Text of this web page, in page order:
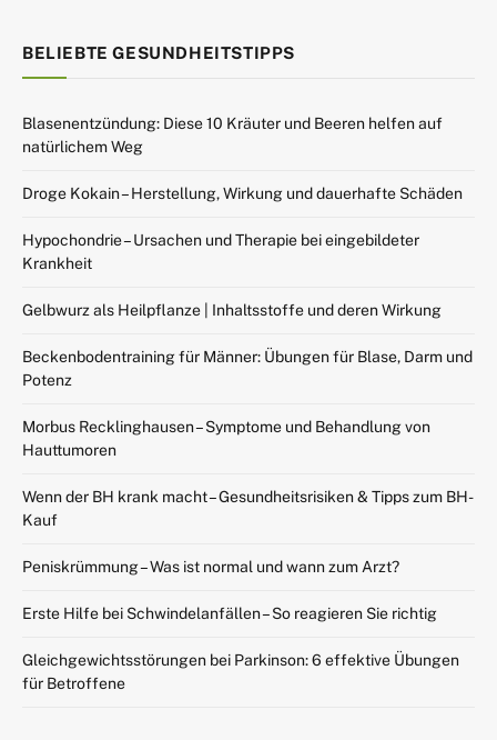
BELIEBTE GESUNDHEITSTIPPS
Blasenentzündung: Diese 10 Kräuter und Beeren helfen auf
natürlichem Weg
Droge Kokain – Herstellung, Wirkung und dauerhafte Schäden
Hypochondrie – Ursachen und Therapie bei eingebildeter
Krankheit
Gelbwurz als Heilpflanze | Inhaltsstoffe und deren Wirkung
Beckenbodentraining für Männer: Übungen für Blase, Darm und
Potenz
Morbus Recklinghausen – Symptome und Behandlung von
Hauttumoren
Wenn der BH krank macht – Gesundheitsrisiken & Tipps zum BH-
Kauf
Peniskrümmung – Was ist normal und wann zum Arzt?
Erste Hilfe bei Schwindelanfällen – So reagieren Sie richtig
Gleichgewichtsstörungen bei Parkinson: 6 effektive Übungen
für Betroffene